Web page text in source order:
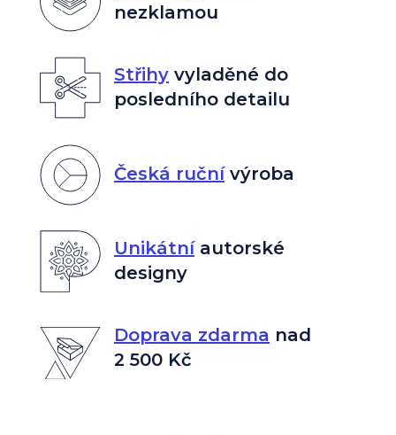
nezklamou
Střihyvyladěné do
posledního detailu
Česká ručnívýroba
Unikátníautorské
designy
Doprava zdarma nad
2 500 Kč